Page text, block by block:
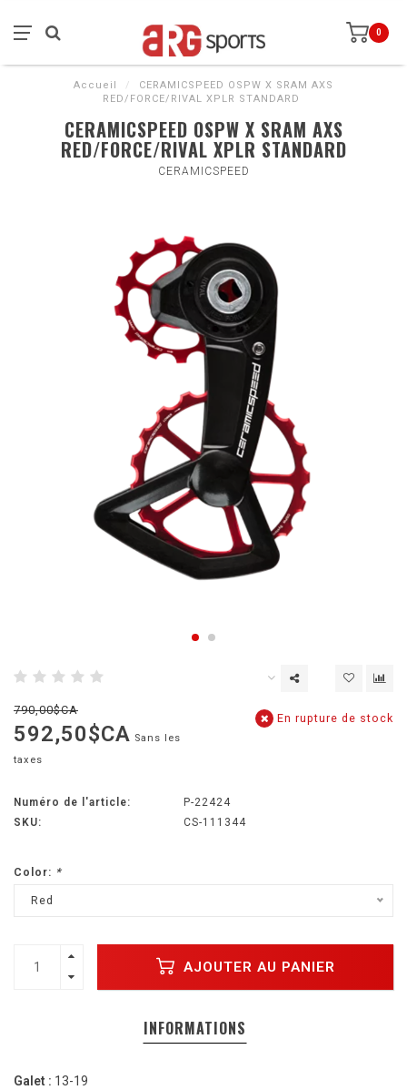
0
Accueil /
CERAMICSPEED OSPW X SRAM AXS
RED/FORCE/RIVAL XPLR STANDARD
CERAMICSPEED OSPW X SRAM AXS
RED/FORCE/RIVAL XPLR STANDARD
CERAMICSPEED
790,00$CA
592,50$CA Sans les
taxes
En rupture de stock
Numéro de l'article:
P-22424
SKU:
CS-111344
Color: *
Red
AJOUTER AU PANIER
INFORMATIONS
Galet : 13-19